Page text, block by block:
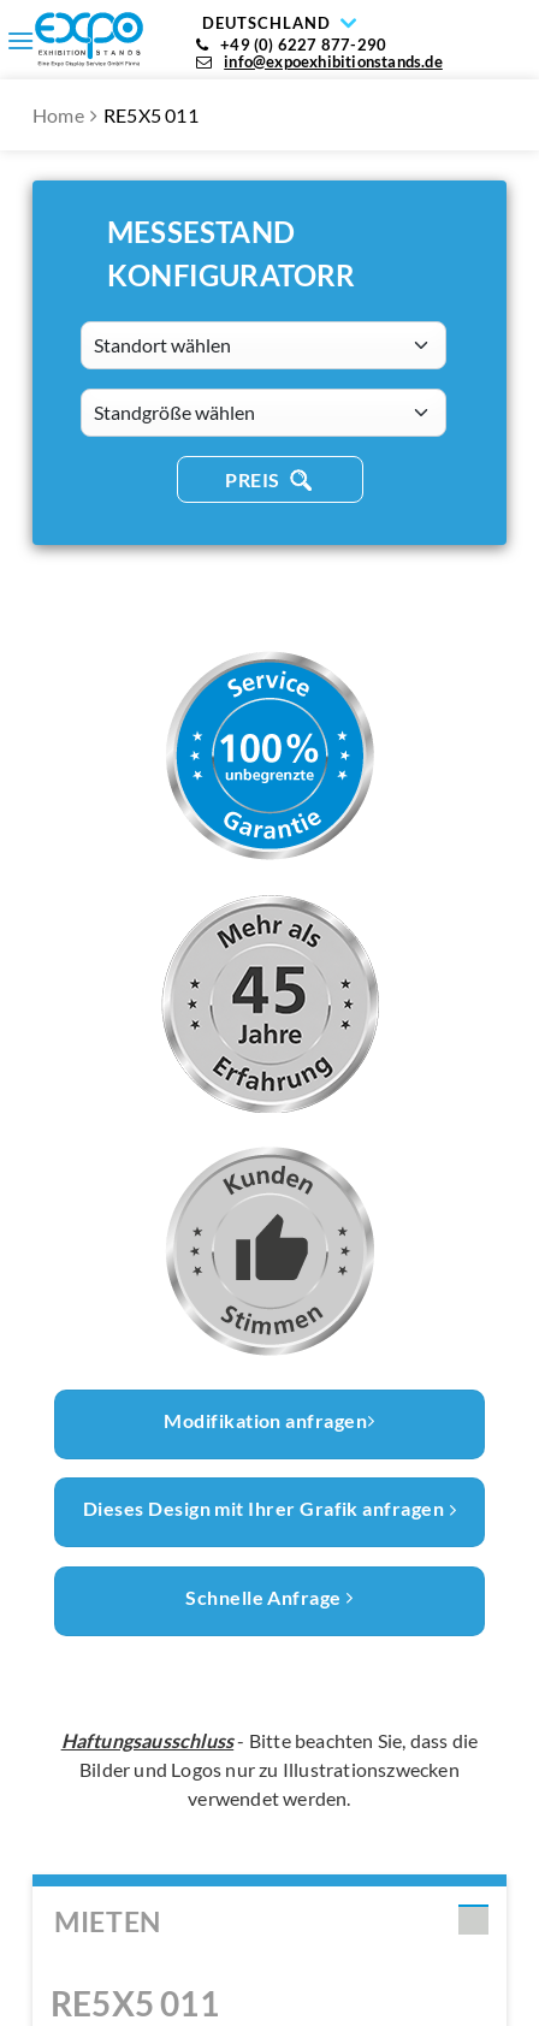
DEUTSCHLAND
+49 (0) 6227 877-290
info@expoexhibitionstands.de
Home RE5X5 011
MESSESTAND
KONFIGURATORR
Standort wählen
standsizes
PREIS
Modifikation anfragen
Dieses Design mit Ihrer Grafik anfragen
Schnelle Anfrage
Haftungsausschluss- Bitte beachten Sie, dass die
Bilder und Logos nur zu Illustrationszwecken
verwendet werden.
MIETEN
RE5X5 011